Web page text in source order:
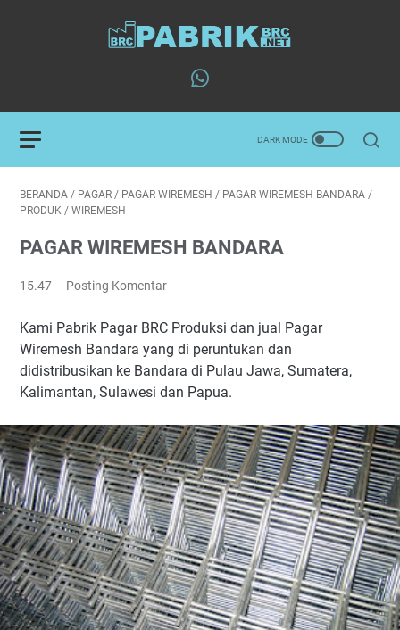
BERANDA / PAGAR / PAGAR WIREMESH / PAGAR WIREMESH BANDARA /
PRODUK / WIREMESH
PAGAR WIREMESH BANDARA
15.47 Posting Komentar
Kami Pabrik Pagar BRC Produksi dan jual Pagar
Wiremesh Bandara yang di peruntukan dan
didistribusikan ke Bandara di Pulau Jawa, Sumatera,
Kalimantan, Sulawesi dan Papua.